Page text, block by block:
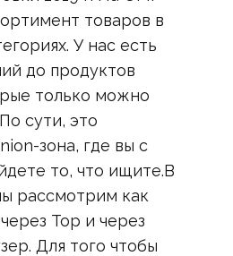
товаров в
У нас есть
до продуктов
только можно
сути, это
зона, где вы с
то, что ищите.В
рассмотрим как
Тор и через
Для того чтобы